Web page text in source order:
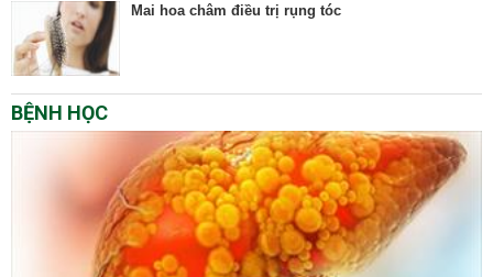
Mai hoa châm điều trị rụng tóc
BỆNH HỌC